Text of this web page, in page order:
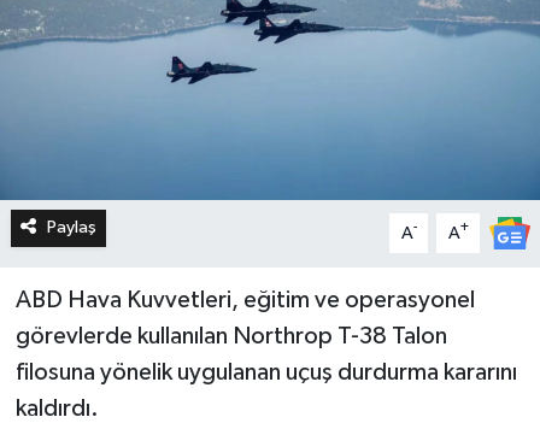
Paylaş A- A+
ABD Hava Kuvvetleri, eğitim ve operasyonel
görevlerde kullanılan Northrop T-38 Talon
filosuna yönelik uygulanan uçuş durdurma kararını
kaldırdı.